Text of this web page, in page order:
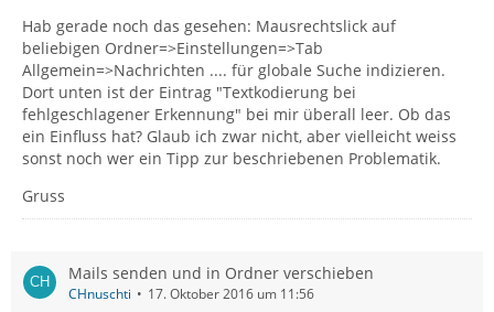
Hab gerade noch das gesehen: Mausrechtslick auf
beliebigen Ordner=>Einstellungen=>Tab
Allgemein=>Nachrichten .... für globale Suche indizieren.
Dort unten ist der Eintrag "Textkodierung bei
fehlgeschlagener Erkennung" bei mir überall leer. Ob das
ein Einfluss hat? Glaub ich zwar nicht, aber vielleicht weiss
sonst noch wer ein Tipp zur beschriebenen Problematik.
Gruss
Mails senden und in Ordner verschieben
CHnuschti 17. Oktober 2016 um 11:56